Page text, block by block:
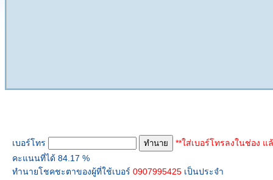
เบอร์โทร
**ใส่เบอร์โทรลงในช่อง แ
คะแนนที่ได้ 84.17 %
ทำนายโชคชะตาของผู้ที่ใช้เบอร์ 0907995425 เป็นประจำ